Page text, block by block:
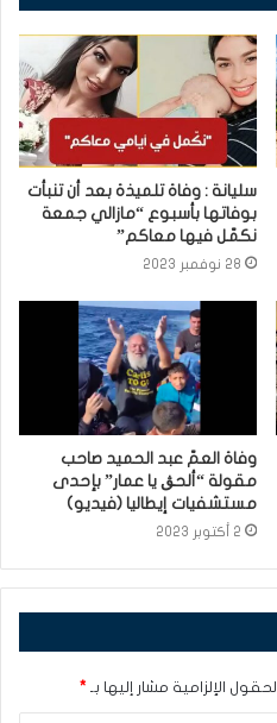
سليانة : وفاة تلميذة بعد أن تنبأت
بوفاتها بأسبوع “مازالي جمعة
نكمّل فيها معاكم”
28 نوفمبر 2023
وفاة العمّ عبد الحميد صاحب
مقولة “ألحڨ يا عمار” بإحدى
مستشفيات إيطاليا (فيديو)
2 أكتوبر 2023
الحقول الإلزامية مشار إليها بـ *